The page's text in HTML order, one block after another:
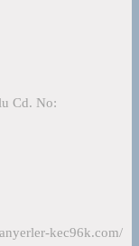
Cd. No:
kec96k.com/